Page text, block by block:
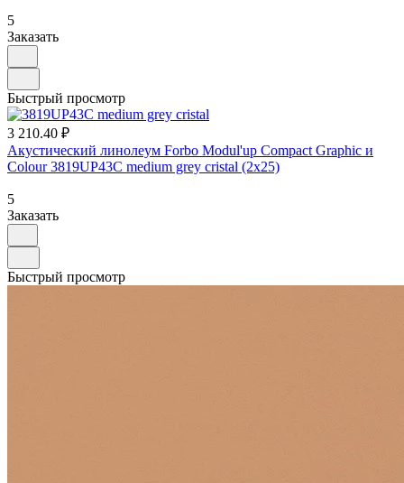
5
Заказать
Быстрый просмотр
3 210.40 ₽
Акустический линолеум Forbo Modul'up Compact Graphic и
Colour 3819UP43C medium grey cristal (2х25)
5
Заказать
Быстрый просмотр